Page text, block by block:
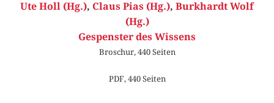
Ute Holl (Hg.), Claus Pias (Hg.), Burkhardt Wolf
(Hg.)
Gespenster des Wissens
Broschur, 440 Seiten
PDF, 440 Seiten